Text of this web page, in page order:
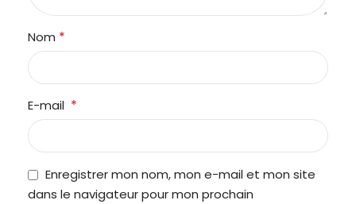
Nom *
E-mail *
Enregistrer mon nom, mon e-mail et mon site
dans le navigateur pour mon prochain